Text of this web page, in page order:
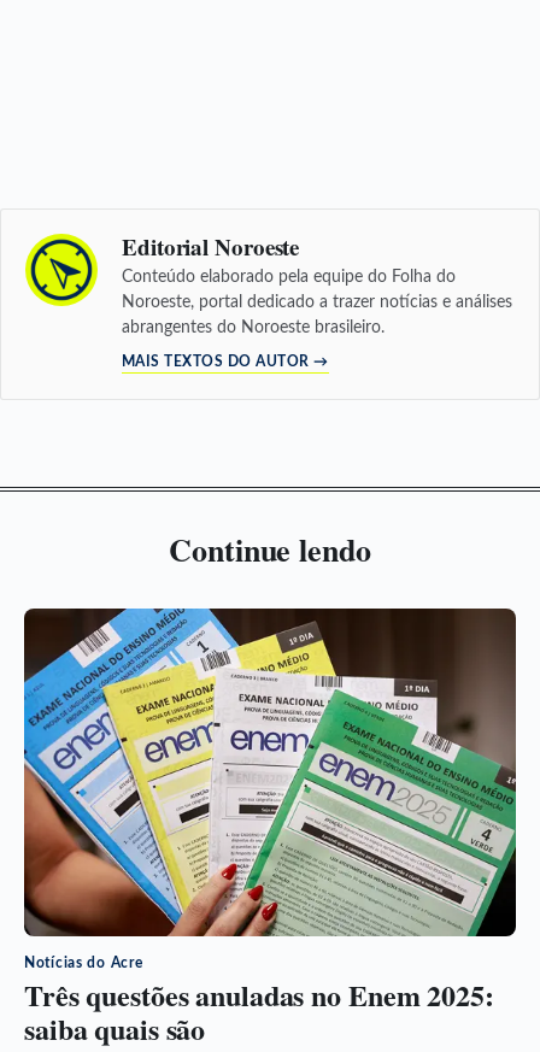
Editorial Noroeste
Conteúdo elaborado pela equipe do Folha do
Noroeste, portal dedicado a trazer notícias e análises
abrangentes do Noroeste brasileiro.
MAIS TEXTOS DO AUTOR →
Continue lendo
Notícias do Acre
Três questões anuladas no Enem 2025:
saiba quais são